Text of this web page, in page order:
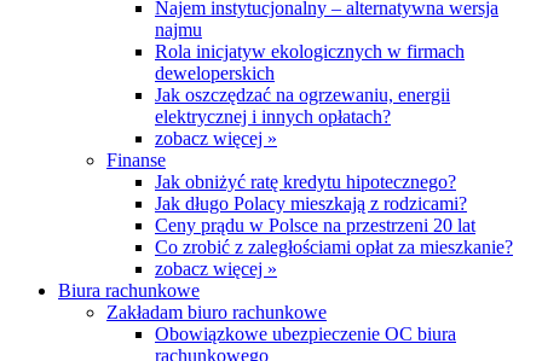
Najem instytucjonalny – alternatywna wersja
najmu
Rola inicjatyw ekologicznych w firmach
deweloperskich
Jak oszczędzać na ogrzewaniu, energii
elektrycznej i innych opłatach?
zobacz więcej »
Finanse
Jak obniżyć ratę kredytu hipotecznego?
Jak długo Polacy mieszkają z rodzicami?
Ceny prądu w Polsce na przestrzeni 20 lat
Co zrobić z zaległościami opłat za mieszkanie?
zobacz więcej »
Biura rachunkowe
Zakładam biuro rachunkowe
Obowiązkowe ubezpieczenie OC biura
rachunkowego